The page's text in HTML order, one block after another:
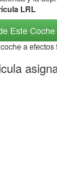
LRL
Este Coche
a